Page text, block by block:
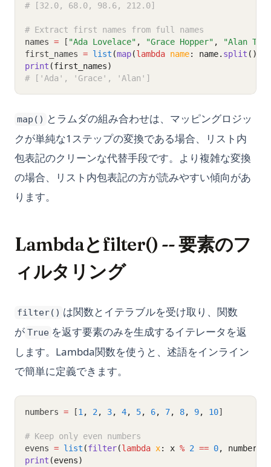
# [32.0, 68.0, 98.6, 212.0]
# Extract first names from full names
names = [ "Ada Lovelace" , "Grace Hopper" ,
"Alan
first_names = list (map(lambda name: name. split ()[
print (first_names)
# ['Ada', 'Grace', 'Alan']
map() とラムダの組み合わせは、マッピングロジッ
クが単純な1ステップの変換である場合、リスト内
包表記のクリーンな代替手段です。より複雑な変換
の場合、リスト内包表記の方が読みやすい傾向があ
ります。
Lambdaとfilter() -- 要素のフ
ィルタリング
filter() は関数とイテラブルを受け取り、関数
が True を返す要素のみを生成するイテレータを返
します。Lambda関数を使うと、述語をインライン
で簡単に定義できます。
numbers = [1 , 2 , 3, 4, 5, 6, 7, 8, 9, 10]
# Keep only even numbers
evens = list (filter(lambda x: x % 2 == 0, numbers))
print (evens)